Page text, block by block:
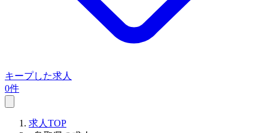
キープした求人
0件
求人TOP